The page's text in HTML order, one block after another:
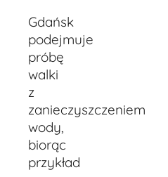
Gdańsk
podejmuje
próbę
walki
z
zanieczyszczeniem
wody,
biorąc
przykład